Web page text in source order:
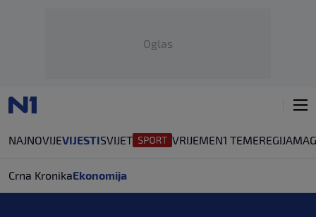
Oglas
NAJNOVIJEVIJESTISVIJET VRIJEMEN1 TEMEREGIJA
Crna KronikaEkonomija